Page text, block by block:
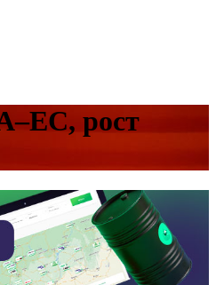
рост